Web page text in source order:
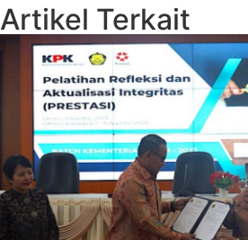
Artikel Terkait